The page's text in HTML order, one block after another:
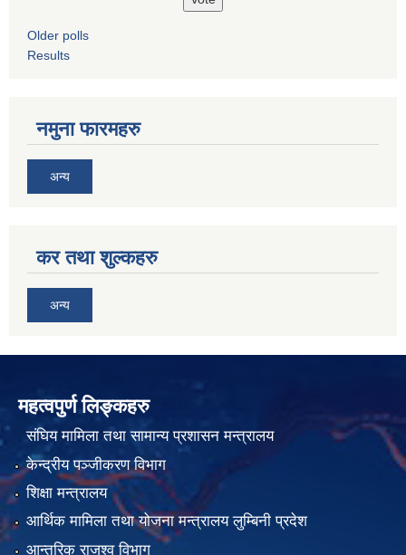
Older polls
Results
नमुना फारमहरु
अन्य
कर तथा शुल्कहरु
अन्य
महत्वपुर्ण लिङ्कहरु
संघिय मामिला तथा सामान्य प्रशासन मन्त्रालय
केन्द्रीय पञ्जीकरण विभाग
शिक्षा मन्त्रालय
आर्थिक मामिला तथा योजना मन्त्रालय लुम्बिनी प्रदेश
आन्तरिक राजश्व विभाग